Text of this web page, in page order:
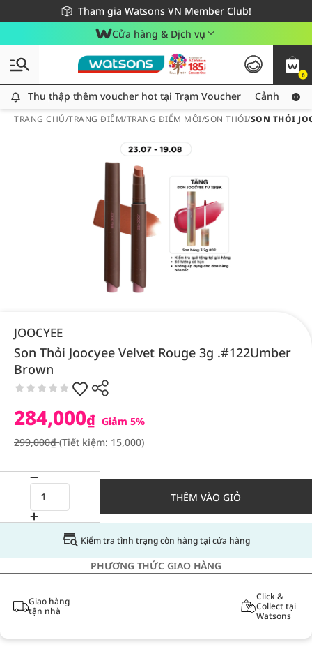
Tham gia Watsons VN Member Club!
Miễn phí giao hàng cho đơn hàng từ 249,000Đ
Giao hàng nhanh 24h - Áp dụng khu vực TP. Hồ Chí Minh
Cửa hàng & Dịch vụ
0
Thu thập thêm voucher hot tại Trạm Voucher
Thu thập thêm voucher hot tại Trạm Voucher Cảnh báo
TRANG CHỦ/TRANG ĐIỂM/TRANG ĐIỂM MÔI/SON THỎI/SON THỎI
JOOCYEE
Son Thỏi Joocyee Velvet Rouge 3g .#122Umber
Brown
284,000₫ Giảm 5%
299,000₫(Tiết kiệm: 15,000)
THÊM VÀO GIỎ
Kiểm tra tình trạng còn hàng tại cửa hàng
PHƯƠNG THỨC GIAO HÀNG
Giao hàng
tận nhà
Click &
Collect tại
Watsons